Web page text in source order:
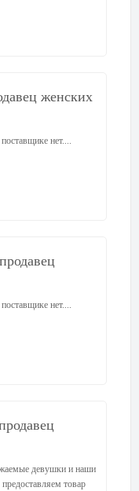
женских
нет....
нет....
девушки и наши
товар